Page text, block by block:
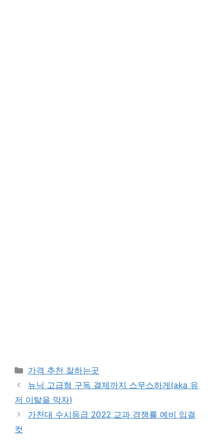
카
테
리
가격 추천 잘하는곳
뉴닉 고급형 구독 결제까지 스무스하게(aka 유
저 이탈을 막자)
가천대 수시등급 2022 교과 경쟁률 예비 입결
컷